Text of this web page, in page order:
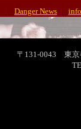
｜ Danger News ｜
〒131-0043 東京